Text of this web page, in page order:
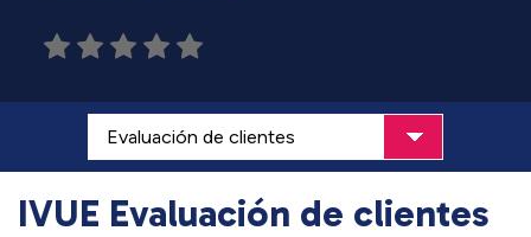
IVUE Evaluación de clientes